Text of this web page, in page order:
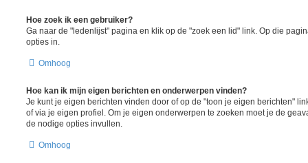
Hoe zoek ik een gebruiker?
Ga naar de "ledenlijst" pagina en klik op de "zoek een lid" link. Op die
opties in.
Omhoog
Hoe kan ik mijn eigen berichten en onderwerpen vinden?
Je kunt je eigen berichten vinden door of op de "toon je eigen berichten"
of via je eigen profiel. Om je eigen onderwerpen te zoeken moet je de
de nodige opties invullen.
Omhoog